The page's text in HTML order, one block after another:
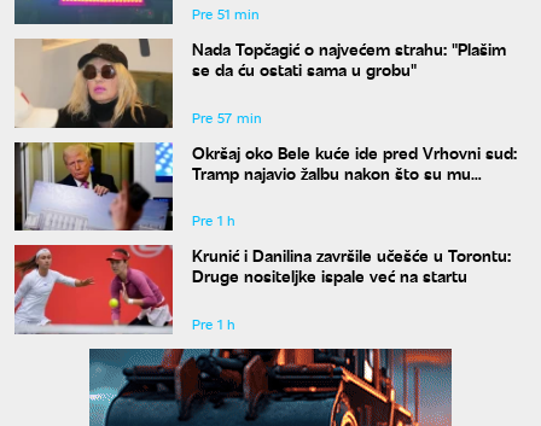
Pre 51 min
Nada Topčagić o najvećem strahu: "Plašim
se da ću ostati sama u grobu"
Pre 57 min
Okršaj oko Bele kuće ide pred Vrhovni sud:
Tramp najavio žalbu nakon što su mu
Pre 1 h
Krunić i Danilina završile učešće u Torontu:
Druge nositeljke ispale već na startu
Pre 1 h